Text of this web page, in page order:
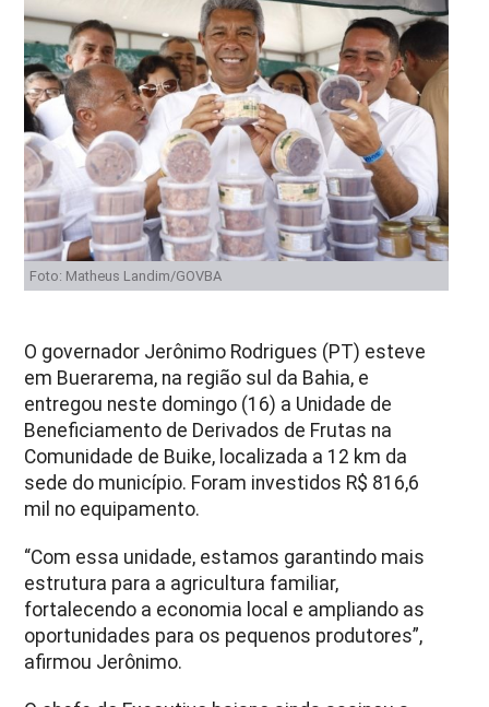
Foto: Matheus Landim/GOVBA
O governador Jerônimo Rodrigues (PT) esteve
em Buerarema, na região sul da Bahia, e
entregou neste domingo (16) a Unidade de
Beneficiamento de Derivados de Frutas na
Comunidade de Buike, localizada a 12 km da
sede do município. Foram investidos R$ 816,6
mil no equipamento.
“Com essa unidade, estamos garantindo mais
estrutura para a agricultura familiar,
fortalecendo a economia local e ampliando as
oportunidades para os pequenos produtores”,
afirmou Jerônimo.